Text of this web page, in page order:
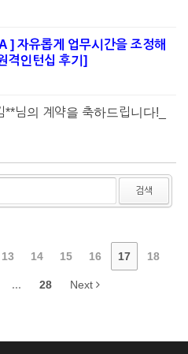
] 자유롭게 업무시간을 조정해
격인턴십 후기]
님의 계약을 축하드립니다!_
검색
13 14 15 16 17 18
... 28 Next